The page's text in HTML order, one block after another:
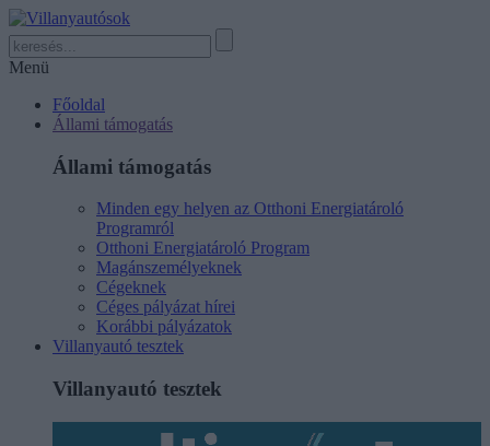
Menü
Főoldal
Állami támogatás
Állami támogatás
Minden egy helyen az Otthoni Energiatároló
Programról
Otthoni Energiatároló Program
Magánszemélyeknek
Cégeknek
Céges pályázat hírei
Korábbi pályázatok
Villanyautó tesztek
Villanyautó tesztek